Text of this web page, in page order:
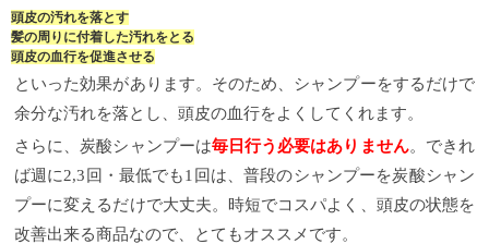
頭皮の汚れを落とす
髪の周りに付着した汚れをとる
頭皮の血行を促進させる
といった効果があります。そのため、シャンプーをするだけで
余分な汚れを落とし、頭皮の血行をよくしてくれます。
さらに、炭酸シャンプーは毎日行う必要はありません。できれ
ば週に2,3回・最低でも1回は、普段のシャンプーを炭酸シャン
プーに変えるだけで大丈夫。時短でコスパよく、頭皮の状態を
改善出来る商品なので、とてもオススメです。